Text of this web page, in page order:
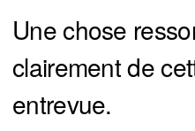
Une chose
clairement de
entrevue.